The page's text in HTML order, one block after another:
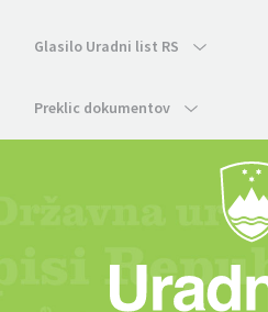
Glasilo Uradni list RS
Preklic dokumentov